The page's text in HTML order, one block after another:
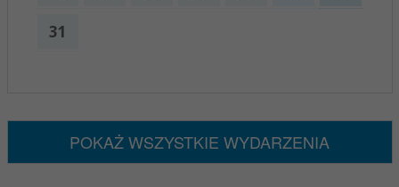
31
POKAŻ WSZYSTKIE WYDARZENIA